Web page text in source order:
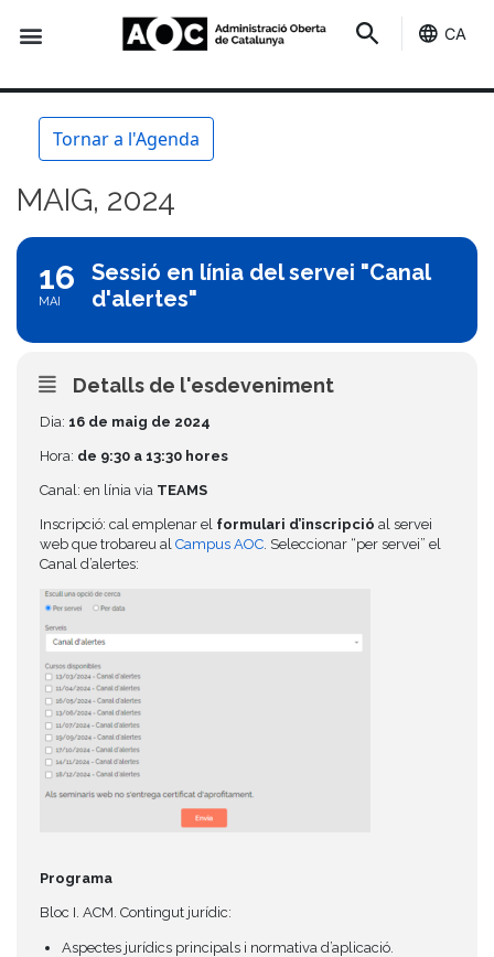
CA
Tornar a l'Agenda
MAIG, 2024
16
MAI
Sessió en línia del servei "Canal
d'alertes"
Detalls de l'esdeveniment
Dia: 16 de maig de 2024
Hora: de 9:30 a 13:30 hores
Canal: en línia via TEAMS
Inscripció: cal emplenar el formulari d’inscripció al servei
web que trobareu al Campus AOC. Seleccionar “per servei” el
Canal d’alertes:
Programa
Bloc I. ACM. Contingut jurídic:
Aspectes jurídics principals i normativa d’aplicació.